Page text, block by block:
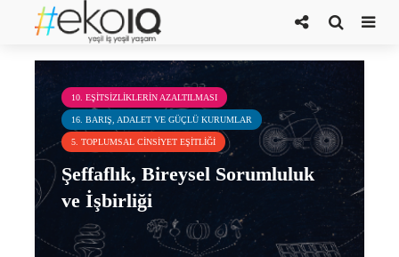
bireysel sorumluluk
10. EŞITSIZLIKLERIN AZALTILMASI
16. BARIŞ, ADALET VE GÜÇLÜ KURUMLAR
5. TOPLUMSAL CINSIYET EŞITLIĞI
Şeffaflık, Bireysel Sorumluluk
ve İşbirliği